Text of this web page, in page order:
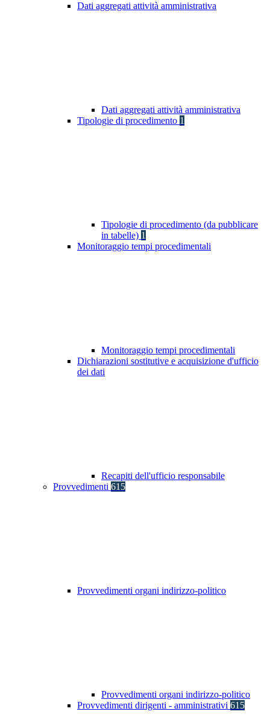
Dati aggregati attività amministrativa
Dati aggregati attività amministrativa
Tipologie di procedimento 1
Tipologie di procedimento (da pubblicare
in tabelle) 1
Monitoraggio tempi procedimentali
Monitoraggio tempi procedimentali
Dichiarazioni sostitutive e acquisizione d'ufficio
dei dati
Recapiti dell'ufficio responsabile
Provvedimenti 615
Provvedimenti organi indirizzo-politico
Provvedimenti organi indirizzo-politico
Provvedimenti dirigenti - amministrativi 615